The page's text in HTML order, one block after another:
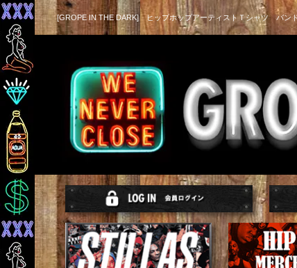
[GROPE IN THE DARK] ヒップホップアーティストＴシャツ バン